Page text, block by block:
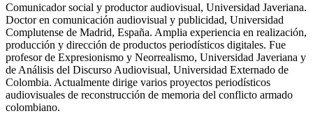
Comunicador social y productor audiovisual, Universidad Javeriana.
Doctor en comunicación audiovisual y publicidad, Universidad
Complutense de Madrid, España. Amplia experiencia en realización,
producción y dirección de productos periodísticos digitales. Fue
profesor de Expresionismo y Neorrealismo, Universidad Javeriana y
de Análisis del Discurso Audiovisual, Universidad Externado de
Colombia. Actualmente dirige varios proyectos periodísticos
audiovisuales de reconstrucción de memoria del conflicto armado
colombiano.